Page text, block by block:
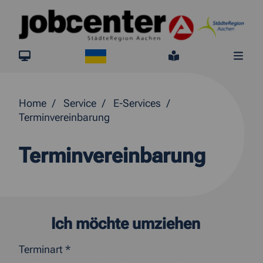
Springe direkt zum Inhalt
jobcenter.digital
Leichte
Home Service
E-Services
Terminvereinbarung
Terminvereinbarung
Ich möchte umziehen
Terminart *